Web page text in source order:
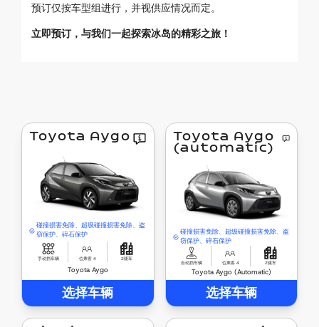
预订仅按车型组进行，并视供应情况而定。
立即预订，与我们一起探索冰岛的精彩之旅！
Toyota Aygo
碰撞损害免除、超级碰撞损害免除、盗
窃保护、碎石保护
手动挡车辆 位乘客 4 2驱车
Toyota Aygo
选择车辆
Toyota Aygo
(automatic)
碰撞损害免除、超级碰撞损害免除、盗
窃保护、碎石保护
自动挡车辆 位乘客 4 2驱车
Toyota Aygo (Automatic)
选择车辆